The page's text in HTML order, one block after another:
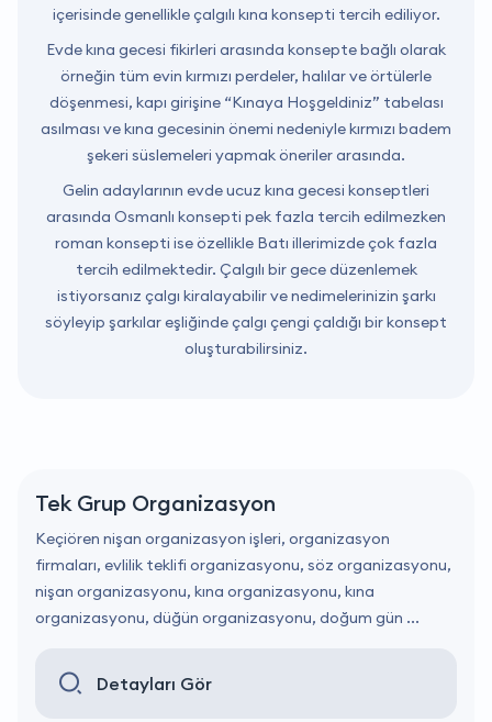
içerisinde genellikle çalgılı kına konsepti tercih ediliyor.
Evde kına gecesi fikirleri arasında konsepte bağlı olarak
örneğin tüm evin kırmızı perdeler, halılar ve örtülerle
döşenmesi, kapı girişine “Kınaya Hoşgeldiniz” tabelası
asılması ve kına gecesinin önemi nedeniyle kırmızı badem
şekeri süslemeleri yapmak öneriler arasında.
Gelin adaylarının evde ucuz kına gecesi konseptleri
arasında Osmanlı konsepti pek fazla tercih edilmezken
roman konsepti ise özellikle Batı illerimizde çok fazla
tercih edilmektedir. Çalgılı bir gece düzenlemek
istiyorsanız çalgı kiralayabilir ve nedimelerinizin şarkı
söyleyip şarkılar eşliğinde çalgı çengi çaldığı bir konsept
oluşturabilirsiniz.
Tek Grup Organizasyon
Keçiören nişan organizasyon işleri, organizasyon
firmaları, evlilik teklifi organizasyonu, söz organizasyonu,
nişan organizasyonu, kına organizasyonu, kına
organizasyonu, düğün organizasyonu, doğum gün ...
Detayları Gör